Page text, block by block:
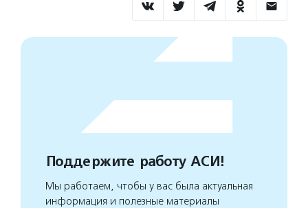
Поддержите работу АСИ!
Мы работаем, чтобы у вас была актуальная
информация и полезные материалы